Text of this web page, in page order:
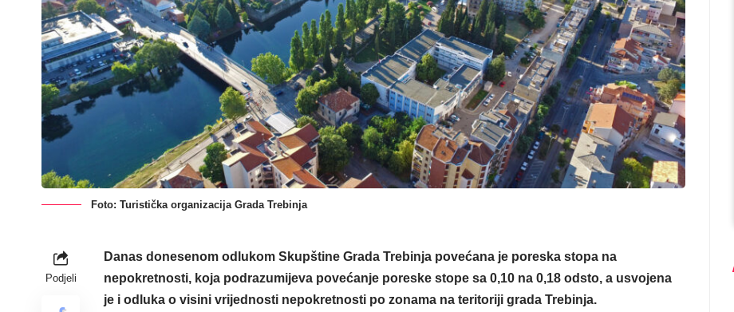
Foto: Turistička organizacija Grada Trebinja
Podjeli
Danas donesenom odlukom Skupštine Grada Trebinja povećana je poreska stopa na
nepokretnosti, koja podrazumijeva povećanje poreske stope sa 0,10 na 0,18 odsto, a usvojena
je i odluka o visini vrijednosti nepokretnosti po zonama na teritoriji grada Trebinja.